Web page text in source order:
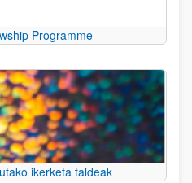
Programme
ikerketa taldeak